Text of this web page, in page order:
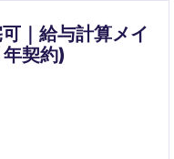
｜給与計算メイ
契約)